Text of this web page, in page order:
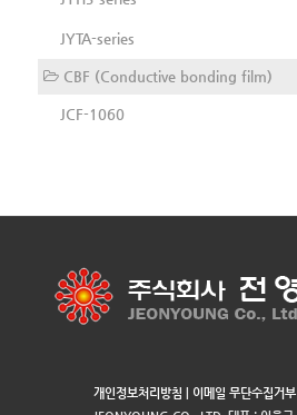
JYTA-series
CBF (Conductive bonding film)
JCF-1060
개인정보처리방침
이메일 무단수집거부